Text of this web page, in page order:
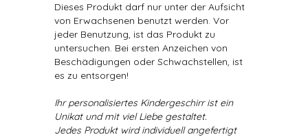
Dieses Produkt darf nur unter der Aufsicht
von Erwachsenen benutzt werden. Vor
jeder Benutzung, ist das Produkt zu
untersuchen. Bei ersten Anzeichen von
Beschädigungen oder Schwachstellen, ist
es zu entsorgen!
Ihr personalisiertes Kindergeschirr ist ein
Unikat und mit viel Liebe gestaltet.
Jedes Produkt wird individuell angefertigt